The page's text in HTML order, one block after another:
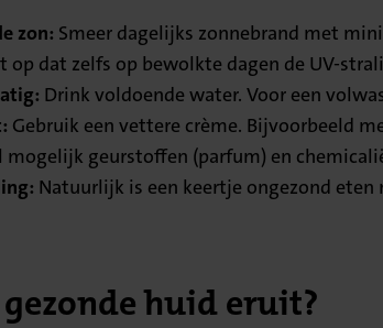
zon: Smeer dagelijks zonnebrand met
op dat zelfs op bewolkte dagen de UV-
Drink voldoende water. Voor een
Gebruik een vettere crème. Bijvoorbeeld
mogelijk geurstoffen (parfum) en
Natuurlijk is een keertje ongezond
huid eruit?